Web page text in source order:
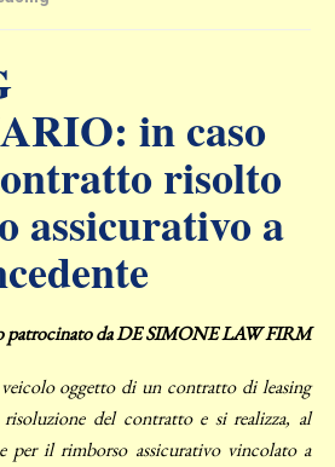
in caso
risolto
assicurativo a
patrocinato da DE SIMONE LAW FIRM
oggetto di un contratto di leasing
del contratto e si realizza, al
per il rimborso assicurativo vincolato a